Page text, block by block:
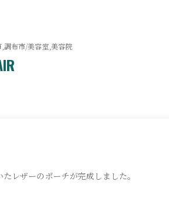
調布市/美容室,美容院
レザーのポーチが完成しました。